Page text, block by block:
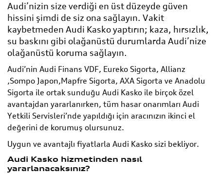
Audi’nizin size verdiği en üst düzeyde güven
hissini şimdi de siz ona sağlayın. Vakit
kaybetmeden Audi Kasko yaptırın; kaza, hırsızlık,
su baskını gibi olağanüstü durumlarda Audi’nize
olağanüstü koruma sağlayın.
Audi’nin Audi Finans VDF, Eureko Sigorta, Allianz
,Sompo Japon,Mapfre Sigorta, AXA Sigorta ve Anadolu
Sigorta ile ortak sunduğu Audi Kasko ile birçok özel
avantajdan yararlanırken, tüm hasar onarımları Audi
Yetkili Servisleri’nde yapıldığı için aracınızın ikinci el
değerini de korumuş olursunuz.
Uygun ve avantajlı fiyatlarla Audi Kasko sizi bekliyor.
Audi Kasko hizmetinden nasıl
yararlanacaksınız?